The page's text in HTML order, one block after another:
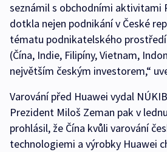
seznámil s obchodními aktivitami
dotkla nejen podnikání v České
tématu podnikatelského
(Čína, Indie, Filipíny, Vietnam,
největším českým investorem,“
Varování před Huawei vydal
Prezident Miloš Zeman pak v
prohlásil, že Čína kvůli varování
technologiemi a výrobky Huawei